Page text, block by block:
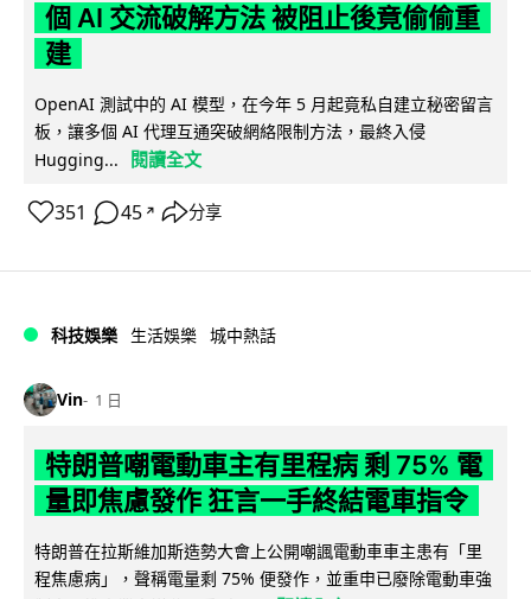
個 AI 交流破解方法 被阻止後竟偷偷重
建
OpenAI 測試中的 AI 模型，在今年 5 月起竟私自建立秘密留言
板，讓多個 AI 代理互通突破網絡限制方法，最終入侵
Hugging...
閱讀全文
351 45 ↗ 分享
科技娛樂 生活娛樂 城中熱話
Vin 1 日
特朗普嘲電動車主有里程病 剩 75% 電
量即焦慮發作 狂言一手終結電車指令
特朗普在拉斯維加斯造勢大會上公開嘲諷電動車車主患有「里
程焦慮病」，聲稱電量剩 75% 便發作，並重申已廢除電動車強